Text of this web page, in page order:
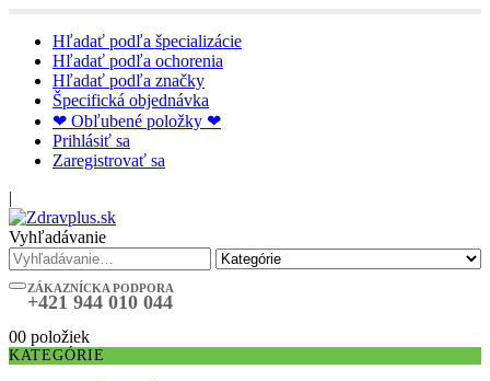
Hľadať podľa špecializácie
Hľadať podľa ochorenia
Hľadať podľa značky
Špecifická objednávka
❤ Obľubené položky ❤
Prihlásiť sa
Zaregistrovať sa
|
Vyhľadávanie
ZÁKAZNÍCKA PODPORA
+421 944 010 044
00 položiek
KATEGÓRIE